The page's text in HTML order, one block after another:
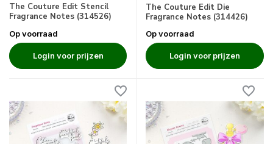
The Couture Edit Stencil
Fragrance Notes (314526)
Op voorraad
Login voor prijzen
The Couture Edit Die
Fragrance Notes (314426)
Op voorraad
Login voor prijzen